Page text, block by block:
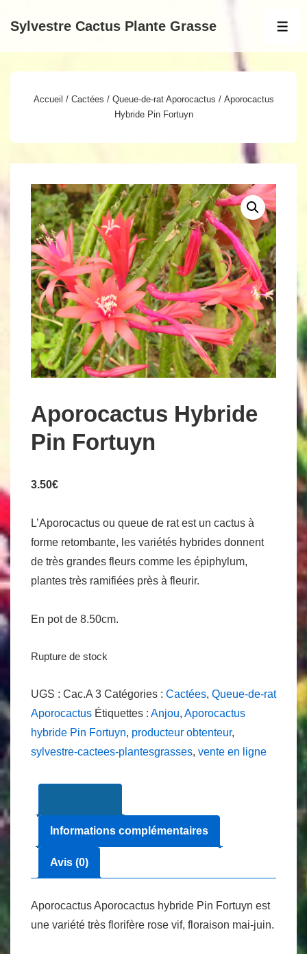
passer
Sylvestre Cactus Plante Grasse
Accueil / Cactées / Queue-de-rat Aporocactus / Aporocactus
Hybride Pin Fortuyn
Aporocactus Hybride
Pin Fortuyn
3.50€
L’Aporocactus ou queue de rat est un cactus à
forme retombante, les variétés hybrides donnent
de très grandes fleurs comme les épiphylum,
plantes très ramifiées près à fleurir.
En pot de 8.50cm.
Rupture de stock
UGS : Cac.A 3 Catégories : Cactées, Queue-de-rat
Aporocactus Étiquettes : Anjou, Aporocactus
hybride Pin Fortuyn, producteur obtenteur,
sylvestre-cactees-plantesgrasses, vente en ligne
Informations complémentaires
Avis (0)
Aporocactus Aporocactus hybride Pin Fortuyn est
une variété très florifère rose vif, floraison mai-juin.